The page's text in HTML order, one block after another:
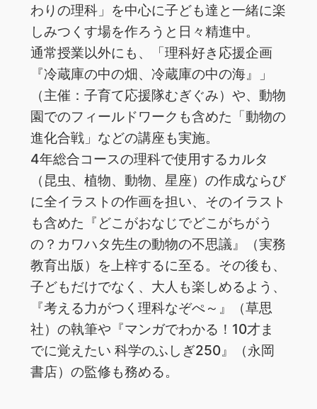
わりの理科」を中心に子ども達と一緒に楽
しみつくす場を作ろうと日々精進中。
通常授業以外にも、「理科好き応援企画
『冷蔵庫の中の畑、冷蔵庫の中の海』」
（主催：子育て応援隊むぎぐみ）や、動物
園でのフィールドワークも含めた「動物の
進化合戦」などの講座も実施。
4年総合コースの理科で使用するカルタ
（昆虫、植物、動物、星座）の作成ならび
に全イラストの作画を担い、そのイラスト
も含めた『どこがおなじでどこがちがう
の？カワハタ先生の動物の不思議』（実務
教育出版）を上梓するに至る。その後も、
子どもだけでなく、大人も楽しめるよう、
『考える力がつく理科なぞぺ～』（草思
社）の執筆や『マンガでわかる！10才ま
でに覚えたい 科学のふしぎ250』（永岡
書店）の監修も務める。